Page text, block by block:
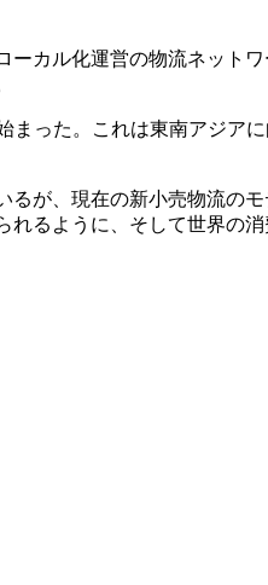
カル化運営の物流ネット
まった。これは東南アジア
が、現在の新小売物流の
るように、そして世界の